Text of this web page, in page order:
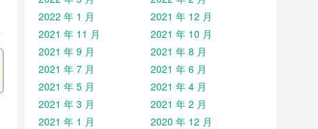
2022 年 1 月
2021 年 12 月
2021 年 11 月
2021 年 10 月
2021 年 9 月
2021 年 8 月
2021 年 7 月
2021 年 6 月
2021 年 5 月
2021 年 4 月
2021 年 3 月
2021 年 2 月
2021 年 1 月
2020 年 12 月